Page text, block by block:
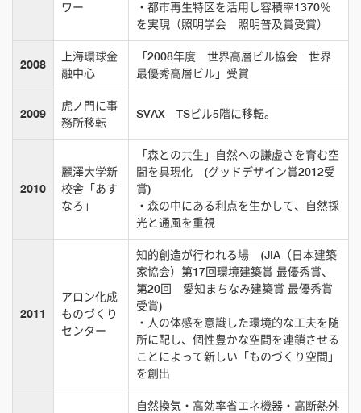
ワー
・都市再生特区を活用し容積率1370％
を実現（照明学会 照明普及賞受賞）
2008
上海環球金
融中心
「2008年度 世界高層ビル協会 世界
最優秀高層ビル」受賞
2009
虎ノ門に事
務所移転
SVAX TSビル5階に移転。
2010
麗澤大学新
校舎「あす
なろ」
「森との共生」自然への謙虚さを育む空
間を具現化 (グッドデザイン賞2012受
賞)
・森の中にある利点を生かして、自然採
光と通風を重視
2011
アロン化成
ものづくり
センター
知的創造が行われる場 (JIA（日本建築
家協会）第17回環境建築賞 最優秀賞、
第20回 愛知まちなみ建築賞 最優秀賞
受賞)
・人の体感を意識した環境的な工夫を随
所に配し、個性豊かな空間を連鎖させる
ことによって新しい「ものづくり空間」
を創出
自然換気・高効率省エネ機器・高断熱外